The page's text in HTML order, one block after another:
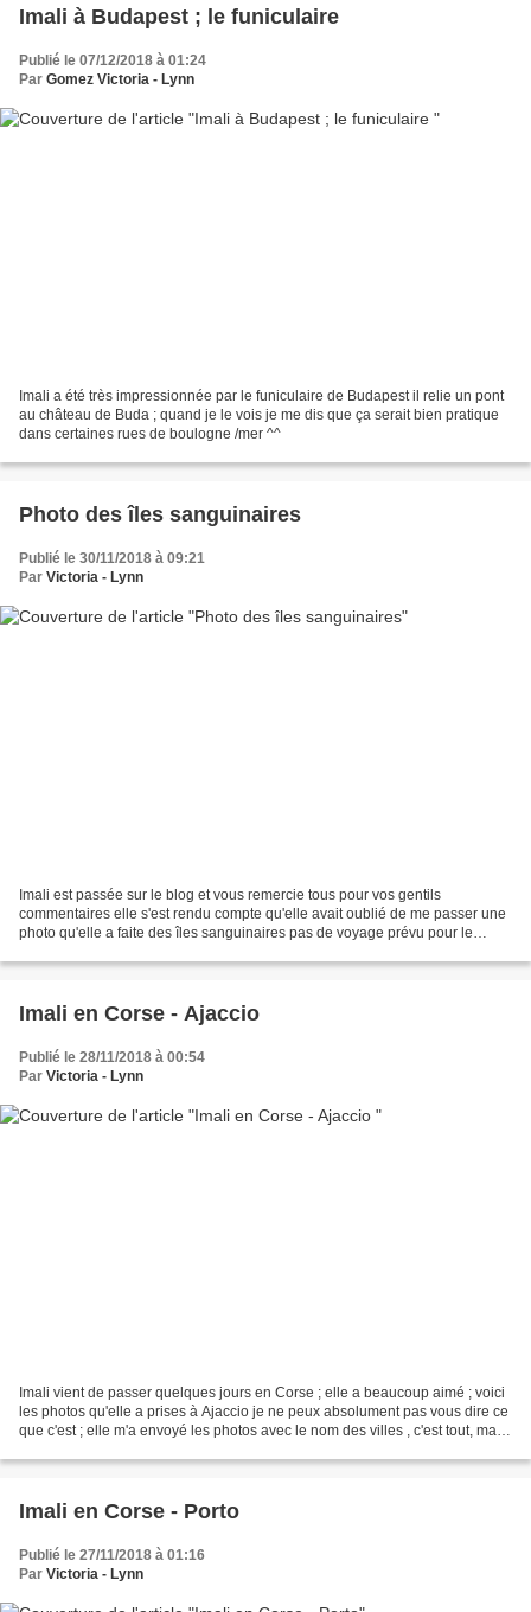
Imali à Budapest ; le funiculaire
Publié le 07/12/2018 à 01:24
Par Gomez Victoria - Lynn
Imali a été très impressionnée par le funiculaire de Budapest il relie un pont
au château de Buda ; quand je le vois je me dis que ça serait bien pratique
dans certaines rues de boulogne /mer ^^
Photo des îles sanguinaires
Publié le 30/11/2018 à 09:21
Par Victoria - Lynn
Imali est passée sur le blog et vous remercie tous pour vos gentils
commentaires elle s'est rendu compte qu'elle avait oublié de me passer une
photo qu'elle a faite des îles sanguinaires pas de voyage prévu pour le
Imali en Corse - Ajaccio
Publié le 28/11/2018 à 00:54
Par Victoria - Lynn
Imali vient de passer quelques jours en Corse ; elle a beaucoup aimé ; voici
les photos qu'elle a prises à Ajaccio je ne peux absolument pas vous dire ce
que c'est ; elle m'a envoyé les photos avec le nom des villes , c'est tout, mais
Imali en Corse - Porto
Publié le 27/11/2018 à 01:16
Par Victoria - Lynn